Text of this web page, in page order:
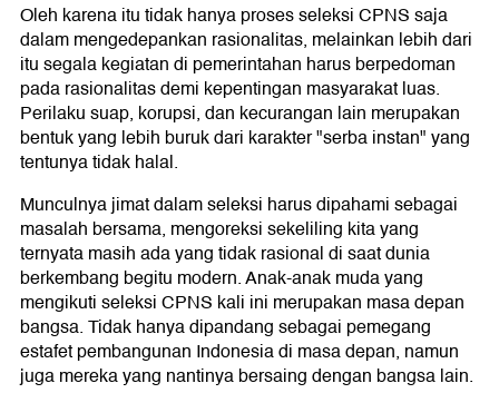
Oleh karena itu tidak hanya proses seleksi CPNS saja
dalam mengedepankan rasionalitas, melainkan lebih dari
itu segala kegiatan di pemerintahan harus berpedoman
pada rasionalitas demi kepentingan masyarakat luas.
Perilaku suap, korupsi, dan kecurangan lain merupakan
bentuk yang lebih buruk dari karakter "serba instan" yang
tentunya tidak halal.
Munculnya jimat dalam seleksi harus dipahami sebagai
masalah bersama, mengoreksi sekeliling kita yang
ternyata masih ada yang tidak rasional di saat dunia
berkembang begitu modern. Anak-anak muda yang
mengikuti seleksi CPNS kali ini merupakan masa depan
bangsa. Tidak hanya dipandang sebagai pemegang
estafet pembangunan Indonesia di masa depan, namun
juga mereka yang nantinya bersaing dengan bangsa lain.